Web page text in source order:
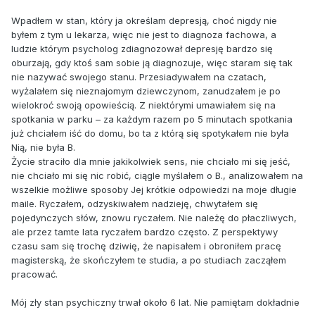
Wpadłem w stan, który ja określam depresją, choć nigdy nie
byłem z tym u lekarza, więc nie jest to diagnoza fachowa, a
ludzie którym psycholog zdiagnozował depresję bardzo się
oburzają, gdy ktoś sam sobie ją diagnozuje, więc staram się tak
nie nazywać swojego stanu. Przesiadywałem na czatach,
wyżalałem się nieznajomym dziewczynom, zanudzałem je po
wielokroć swoją opowieścią. Z niektórymi umawiałem się na
spotkania w parku – za każdym razem po 5 minutach spotkania
już chciałem iść do domu, bo ta z którą się spotykałem nie była
Nią, nie była B.
Życie straciło dla mnie jakikolwiek sens, nie chciało mi się jeść,
nie chciało mi się nic robić, ciągle myślałem o B., analizowałem na
wszelkie możliwe sposoby Jej krótkie odpowiedzi na moje długie
maile. Ryczałem, odzyskiwałem nadzieję, chwytałem się
pojedynczych słów, znowu ryczałem. Nie należę do płaczliwych,
ale przez tamte lata ryczałem bardzo często. Z perspektywy
czasu sam się trochę dziwię, że napisałem i obroniłem pracę
magisterską, że skończyłem te studia, a po studiach zacząłem
pracować.
Mój zły stan psychiczny trwał około 6 lat. Nie pamiętam dokładnie